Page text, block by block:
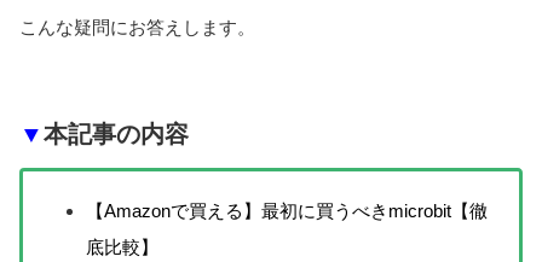
こんな疑問にお答えします。
▼本記事の内容
【Amazonで買える】最初に買うべきmicrobit【徹
底比較】